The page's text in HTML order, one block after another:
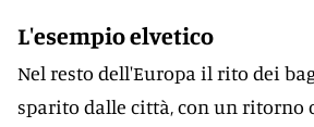
L'esempio elvetico
Nel resto dell'Europa il rito dei
sparito dalle città, con un ritorno